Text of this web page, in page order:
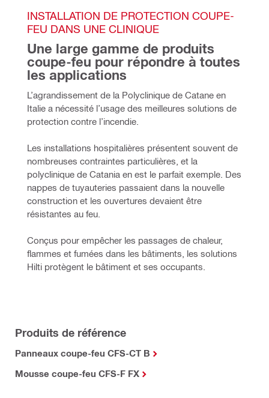
INSTALLATION DE PROTECTION COUPE-
FEU DANS UNE CLINIQUE
Une large gamme de produits
coupe-feu pour répondre à toutes
les applications
L’agrandissement de la Polyclinique de Catane en
Italie a nécessité l’usage des meilleures solutions de
protection contre l’incendie.
Les installations hospitalières présentent souvent de
nombreuses contraintes particulières, et la
polyclinique de Catania en est le parfait exemple. Des
nappes de tuyauteries passaient dans la nouvelle
construction et les ouvertures devaient être
résistantes au feu.
Conçus pour empêcher les passages de chaleur,
flammes et fumées dans les bâtiments, les solutions
Hilti protègent le bâtiment et ses occupants.
Produits de référence
Panneaux coupe-feu CFS-CT B
Mousse coupe-feu CFS-F FX